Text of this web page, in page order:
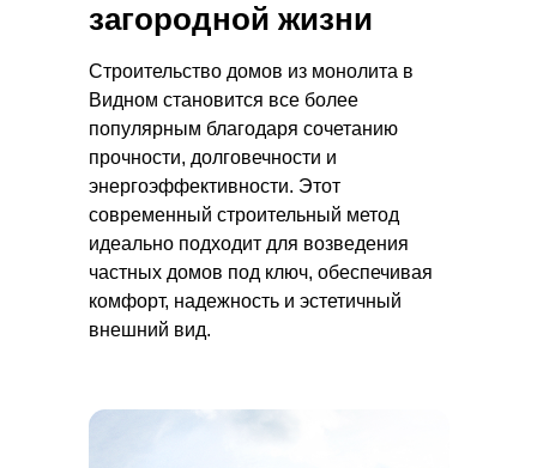
загородной жизни
Строительство домов из монолита в
Видном становится все более
популярным благодаря сочетанию
прочности, долговечности и
энергоэффективности. Этот
современный строительный метод
идеально подходит для возведения
частных домов под ключ, обеспечивая
комфорт, надежность и эстетичный
внешний вид.